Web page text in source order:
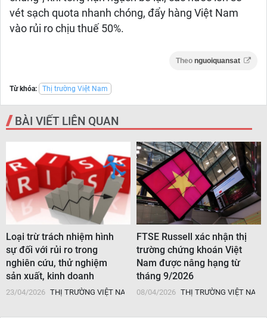
vét sạch quota nhanh chóng, đẩy hàng Việt Nam
vào rủi ro chịu thuế 50%.
Theo nguoiquansat
Từ khóa: Thị trường Việt Nam
BÀI VIẾT LIÊN QUAN
Loại trừ trách nhiệm hình
sự đối với rủi ro trong
nghiên cứu, thử nghiệm
sản xuất, kinh doanh
23/04/2026 THỊ TRƯỜNG VIỆT NAM
FTSE Russell xác nhận thị
trường chứng khoán Việt
Nam được nâng hạng từ
tháng 9/2026
08/04/2026 THỊ TRƯỜNG VIỆT NAM